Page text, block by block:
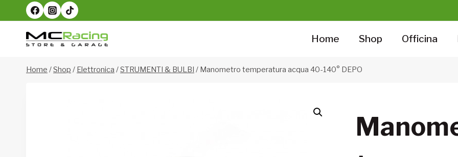
al
contenuto
Home Shop Officina
Home /Shop / Elettronica /STRUMENTI & BULBI / Manometro temperatura acqua 40-140° DEPO